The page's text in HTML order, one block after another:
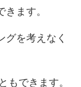
ます。
グを考えなく
もできます。